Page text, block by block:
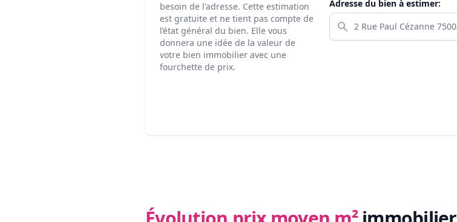
besoin de l'adresse. Cette estimation
est gratuite et ne tient pas compte de
l’état général du bien. Elle vous
donnera une idée de la valeur de
votre bien immobilier avec une
fourchette de prix.
Adresse du bien à estimer: